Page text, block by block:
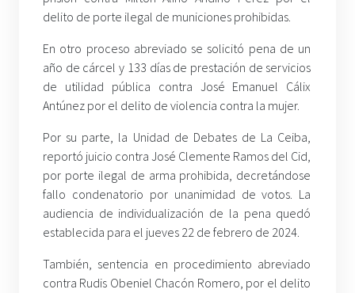
delito de porte ilegal de municiones prohibidas.
En otro proceso abreviado se solicitó pena de un
año de cárcel y 133 días de prestación de servicios
de utilidad pública contra José Emanuel Cálix
Antúnez por el delito de violencia contra la mujer.
Por su parte, la Unidad de Debates de La Ceiba,
reportó juicio contra José Clemente Ramos del Cid,
por porte ilegal de arma prohibida, decretándose
fallo condenatorio por unanimidad de votos. La
audiencia de individualización de la pena quedó
establecida para el jueves 22 de febrero de 2024.
También, sentencia en procedimiento abreviado
contra Rudis Obeniel Chacón Romero, por el delito